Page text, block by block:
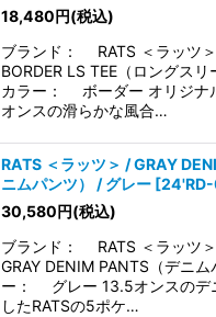
18,480円(税込)
ブランド： RATS ＜ラッツ
BORDER LS TEE（ロングスリ
カラー： ボーダー オリジナ
オンスの滑らかな風合…
RATS ＜ラッツ＞ / GRAY
ニムパンツ） / グレー [
30,580円(税込)
ブランド： RATS ＜ラッツ
GRAY DENIM PANTS（デニム
ー： グレー 13.5オンスのデ
したRATSの5ポケ…